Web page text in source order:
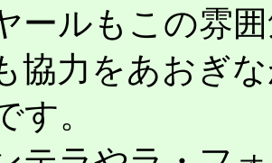
ルもこの雰
協力をあおぎ
す。